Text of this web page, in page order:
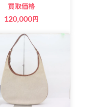
買取価格
120,000円